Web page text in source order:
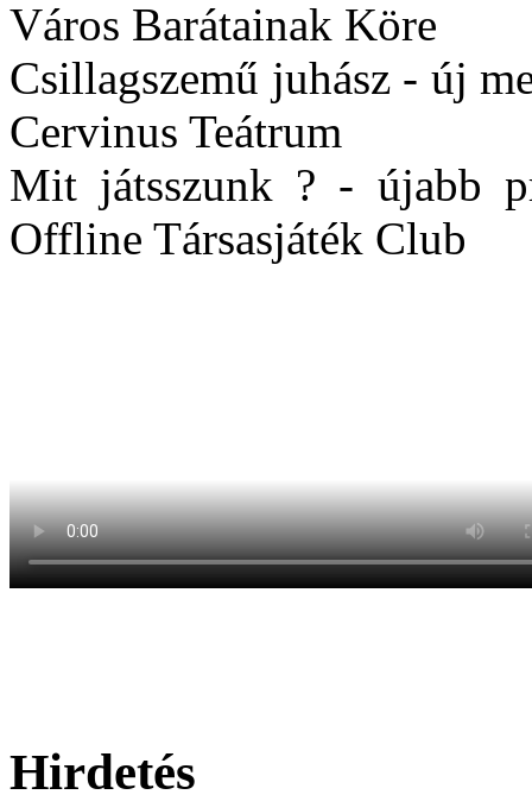
Város Barátainak Köre
Csillagszemű juhász - új
Cervinus Teátrum
Mit játsszunk ? - újabb
Offline Társasjáték Club
Hirdetés